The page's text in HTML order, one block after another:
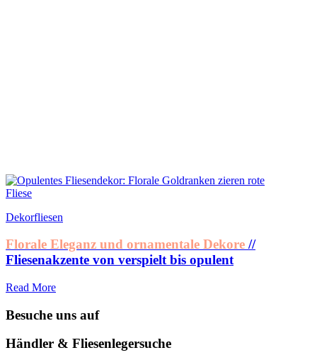
Dekorfliesen
Florale Eleganz und ornamentale Dekore //
Fliesenakzente von verspielt bis opulent
Read More
Besuche uns auf
Händler & Fliesenlegersuche